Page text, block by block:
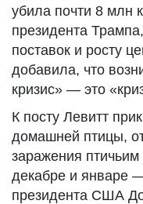
убила почти 8 млн
президента
поставок и росту
добавила, что
кризис» — это
К посту Левитт
домашней птицы,
заражения
декабре и январе
президента США